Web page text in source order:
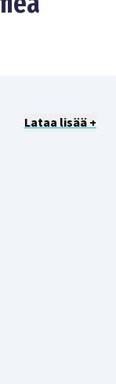
Lataa lisää +